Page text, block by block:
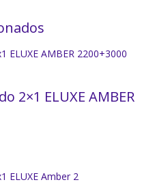
2×1 ELUXE AMBER